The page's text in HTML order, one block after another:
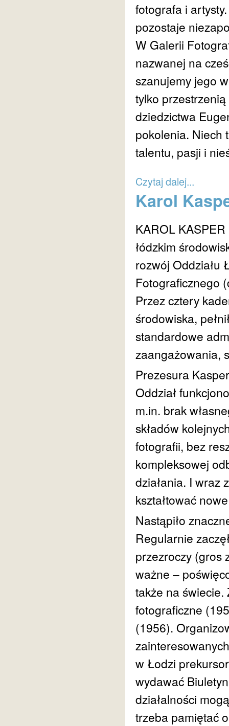
fotografa i
pozostaje
W Galerii
nazwanej na
szanujemy jego
tylko
dziedzictwa
pokolenia. Niech
talentu, pasji i
Czytaj dalej...
Karol
KAROL
łódzkim
rozwój Oddziału
Fotograficznego
Przez cztery
środowiska,
standardowe
zaangażowania,
Prezesura
Oddział
m.in. brak
składów
fotografii, bez
kompleksowej
działania. I wraz
kształtować
Nastąpiło
Regularnie
przezroczy (gros
ważne –
także na
fotograficzne
(1956).
w Łodzi
wydawać
działalności
trzeba pamiętać